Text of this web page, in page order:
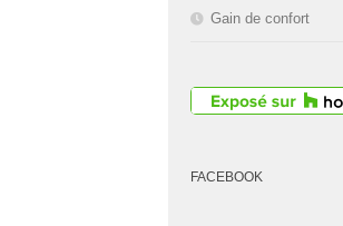
Gain de confort
FACEBOOK